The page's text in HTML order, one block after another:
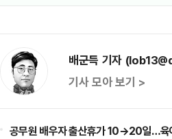
배군득 기자
기사 모아 보기 >
공무원 배우자 출산휴가 10→20일…육